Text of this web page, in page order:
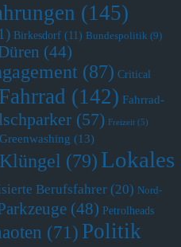
(145)
Birkesdorf (11) Bundespolitik (9)
(44)
(87) Critical
Fahrrad (142) Fahrrad-
(57) Freizeit (5)
Greenwashing (13)
Klüngel (79) Lokales
Berufsfahrer (20) Nord-
(48) Petrolheads
(71) Politik